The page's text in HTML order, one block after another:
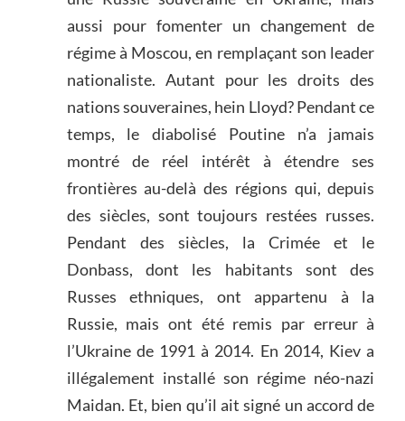
aussi pour fomenter un changement de
régime à Moscou, en remplaçant son leader
nationaliste. Autant pour les droits des
nations souveraines, hein Lloyd? Pendant ce
temps, le diabolisé Poutine n’a jamais
montré de réel intérêt à étendre ses
frontières au-delà des régions qui, depuis
des siècles, sont toujours restées russes.
Pendant des siècles, la Crimée et le
Donbass, dont les habitants sont des
Russes ethniques, ont appartenu à la
Russie, mais ont été remis par erreur à
l’Ukraine de 1991 à 2014. En 2014, Kiev a
illégalement installé son régime néo-nazi
Maidan. Et, bien qu’il ait signé un accord de